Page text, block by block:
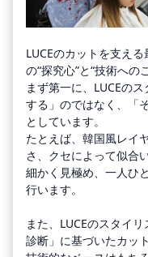
LUCEのカットを支え
の“探究心”と“技術への
まず第一に、LUCEの
する」のではなく、「
としています。
たとえば、韓国風レイ
さ、クセによって似合
細かく見極め、一人ひ
行います。
また、LUCEのスタイ
診断」に基づいたカッ